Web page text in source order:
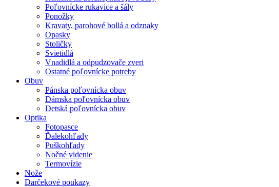
Poľovnícke rukavice a šály
Ponožky
Kravaty, parohové bollá a odznaky
Opasky
Stoličky
Svietidlá
Vnadidlá a odpudzovače zveri
Ostatné poľovnícke potreby
Obuv
Pánska poľovnícka obuv
Dámska poľovnícka obuv
Detská poľovnícka obuv
Optika
Fotopasce
Ďalekohľady
Puškohľady
Nočné videnie
Termovízie
Nože
Darčekové poukazy